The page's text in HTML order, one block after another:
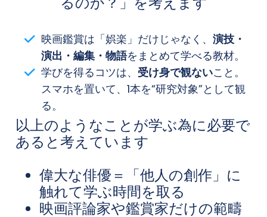
映画鑑賞は「娯楽」だけじゃなく、 演技・
演出・編集・物語をまとめて学べる教材。
学びを得るコツは、 受け身で観ないこと。
スマホを置いて、1本を“研究対象”として観
る。
以上のようなことが学ぶ為に必要で
あると考えています
偉大な俳優＝「他人の創作」に
触れて学ぶ時間を取る
映画評論家や鑑賞家だけの範疇